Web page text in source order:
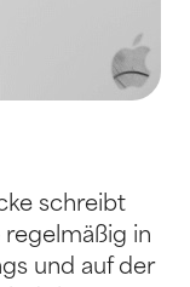
schreibt
in
und auf der